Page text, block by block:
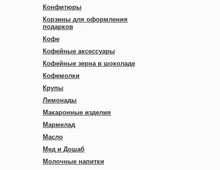
Конфитюры
Корзины для оформления
подарков
Кофе
Кофейные аксессуары
Кофейные зерна в шоколаде
Кофемолки
Крупы
Лимонады
Макаронные изделия
Мармелад
Масло
Мед и Дошаб
Молочные напитки